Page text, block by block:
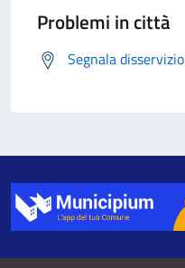
Problemi in città
Segnala disservizio